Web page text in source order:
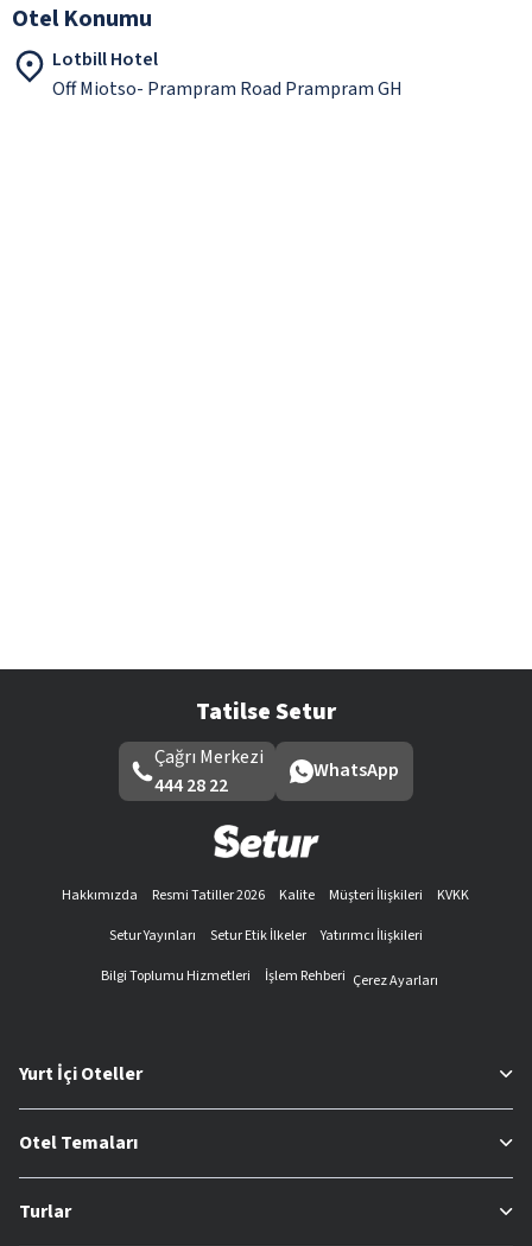
Otel Konumu
Lotbill Hotel
Off Miotso- Prampram Road Prampram GH
Tatilse Setur
Çağrı Merkezi
444 28 22
WhatsApp
Hakkımızda Resmi Tatiller 2026 Kalite Müşteri İlişkileri
KVKK
Setur Yayınları
Setur Etik İlkeler
Yatırımcı İlişkileri
Bilgi Toplumu Hizmetleri
İşlem Rehberi Çerez Ayarları
Yurt İçi Oteller
Otel Temaları
Turlar